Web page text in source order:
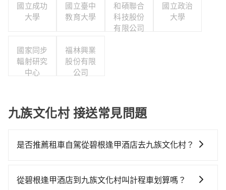
國立成功
大學
國立臺中
教育大學
和碩聯合
科技股份
有限公司
國立政治
大學
國家同步
輻射研究
中心
福林興業
股份有限
公司
九族文化村 接送常見問題
是否推薦租車自駕從碧根逢甲酒店去九族文化村？
時不需要閉目養神（因為要自己開車），最重要的是你
從碧根逢甲酒店到九族文化村叫計程車划算嗎？